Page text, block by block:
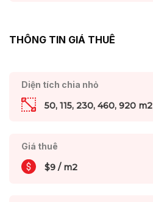
THÔNG TIN GIÁ THUÊ
Diện tích chia nhỏ
50, 115, 230, 460, 920 m2
Giá thuê
$9 / m2